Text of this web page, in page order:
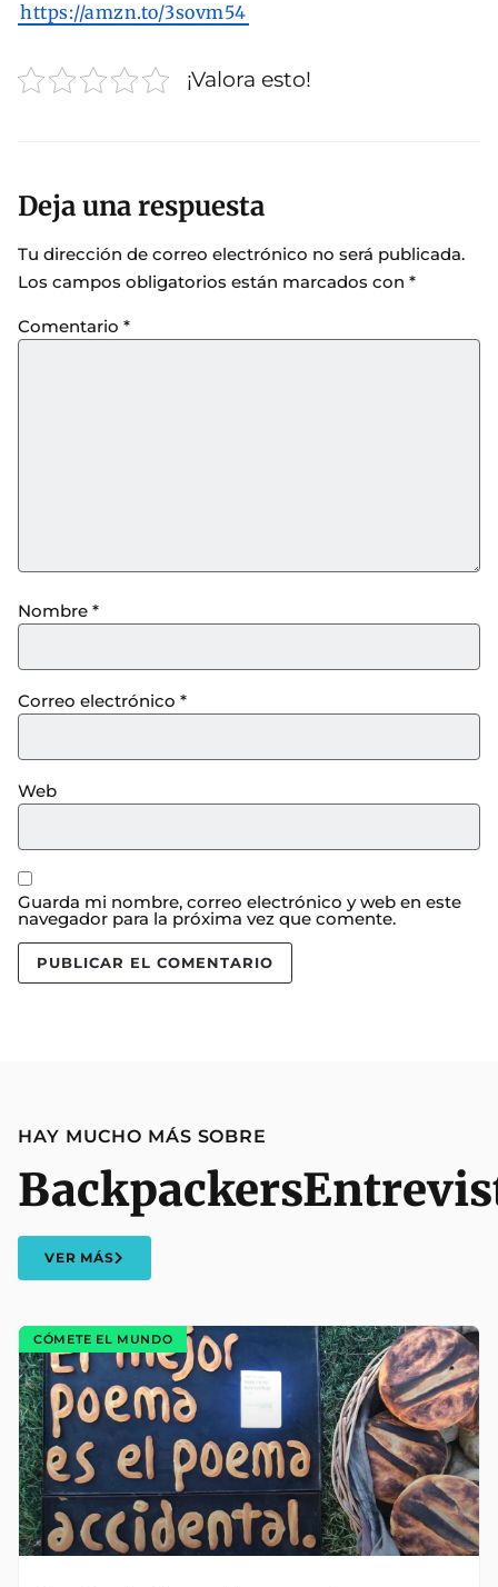
https://amzn.to/3sovm54
¡Valora esto!
Deja una respuesta
Tu dirección de correo electrónico no será publicada.
Los campos obligatorios están marcados con *
Comentario *
Nombre *
Correo electrónico *
Web
Guarda mi nombre, correo electrónico y web en este
navegador para la próxima vez que comente.
HAY MUCHO MÁS SOBRE
Backpackers
VER MÁS
CÓMETE EL MUNDO